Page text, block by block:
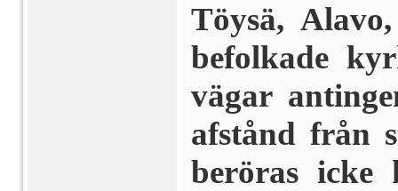
Töysä,
befolkade
vägar
afstånd från
beröras icke